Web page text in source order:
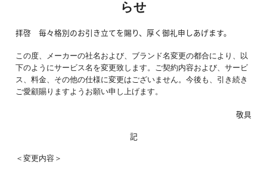
らせ
拝啓 毎々格別のお引き立てを賜り、厚く御礼申しあげます。
この度、メーカーの社名および、ブランド名変更の都合により、以
下のようにサービス名を変更致します。ご契約内容および、サービ
ス、料金、その他の仕様に変更はございません。今後も、引き続き
ご愛顧賜りますようお願い申し上げます。
敬具
記
＜変更内容＞